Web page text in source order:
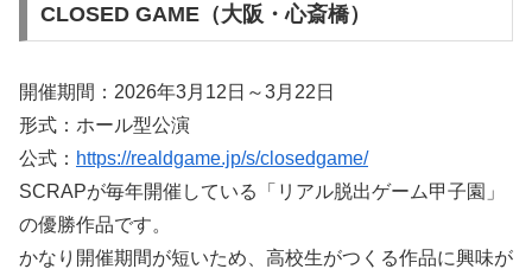
CLOSED GAME（大阪・心斎橋）
開催期間：2026年3月12日～3月22日
形式：ホール型公演
公式： https://realdgame.jp/s/closedgame/
SCRAPが毎年開催している「リアル脱出ゲーム甲子園」
の優勝作品です。
かなり開催期間が短いため、高校生がつくる作品に興味が